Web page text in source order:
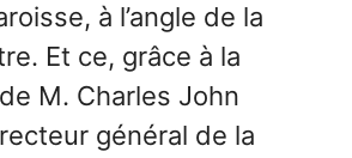
à l’angle de la
Et ce, grâce à la
M. Charles John
général de la